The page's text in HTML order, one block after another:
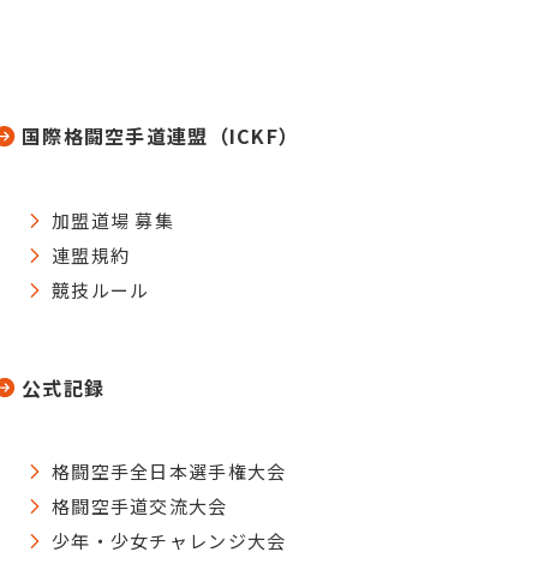
国際格闘空手道連盟（ICKF）
加盟道場 募集
連盟規約
競技ルール
公式記録
格闘空手全日本選手権大会
格闘空手道交流大会
少年・少女チャレンジ大会